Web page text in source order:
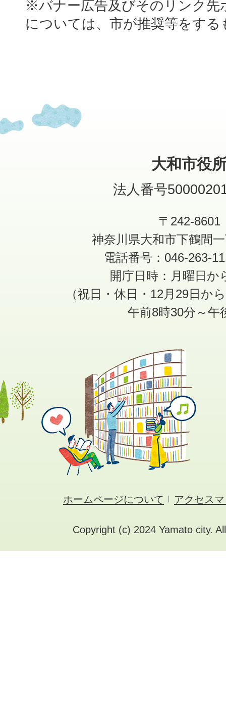
※バナー広告及びそのリンク先
については、市が推奨等をす
大和市役
法人番号
〒242-8601
神奈川県大和市下鶴間
電話番号：046-263-
開庁日時：月曜日か
（祝日・休日・12月29日か
午前8時30分～午
ホームページについて アクセス
Copyright (c) 2024 Yamato city.